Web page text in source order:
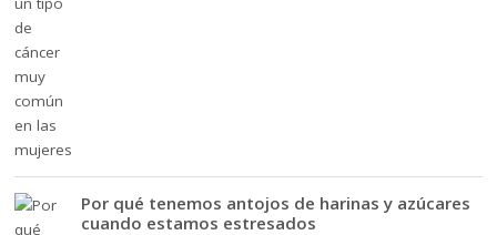
Por qué tenemos antojos de harinas y azúcares
cuando estamos estresados